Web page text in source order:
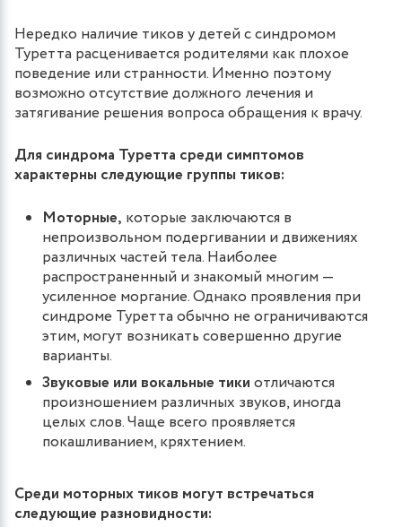
Нередко наличие тиков у детей с синдромом
Туретта расценивается родителями как плохое
поведение или странности. Именно поэтому
возможно отсутствие должного лечения и
затягивание решения вопроса обращения к врачу.
Для синдрома Туретта среди симптомов
характерны следующие группы тиков:
Моторные, которые заключаются в
непроизвольном подергивании и движениях
различных частей тела. Наиболее
распространенный и знакомый многим —
усиленное моргание. Однако проявления при
синдроме Туретта обычно не ограничиваются
этим, могут возникать совершенно другие
варианты.
Звуковые или вокальные тики отличаются
произношением различных звуков, иногда
целых слов. Чаще всего проявляется
покашливанием, кряхтением.
Среди моторных тиков могут встречаться
следующие разновидности: